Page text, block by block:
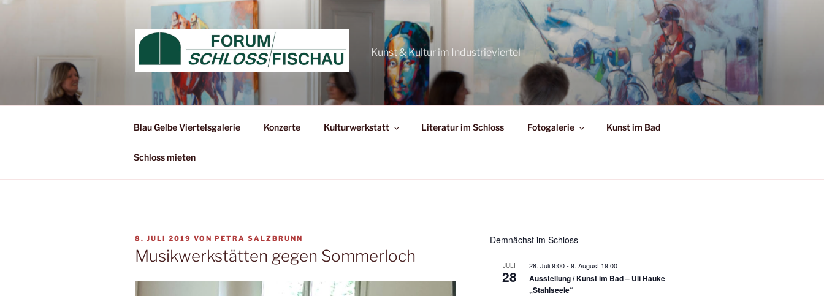
Zum
Kunst & Kultur im Industrieviertel
Blau Gelbe Viertelsgalerie Konzerte Kulturwerkstatt Literatur im Schloss Fotogalerie Kunst im Bad
Schloss mieten
VERÖFFENTLICHT
AM
8. JULI 2019 VON PETRA SALZBRUNN
Musikwerkstätten gegen Sommerloch
Demnächst im Schloss
JULI
28
28. Juli 9:00- 9. August 19:00
Ausstellung / Kunst im Bad – Uli Hauke
„Stahlseele“